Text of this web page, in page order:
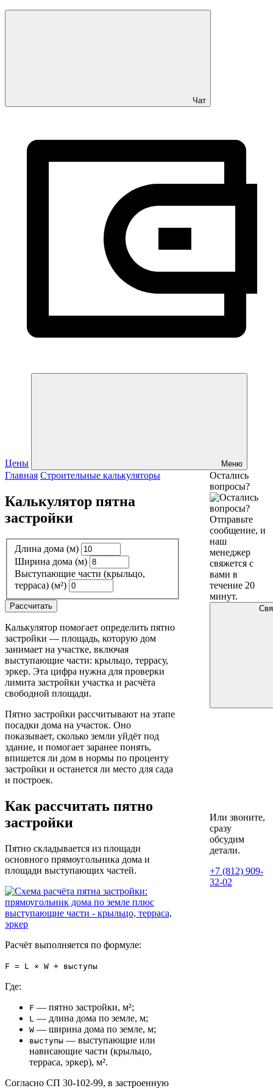
Чат
Цены Меню
Главная Строительные калькуляторы
Калькулятор пятна
застройки
Длина дома (м)
Ширина дома (м)
Выступающие части (крыльцо,
терраса) (м²)
Рассчитать
Калькулятор помогает определить пятно
застройки — площадь, которую дом
занимает на участке, включая
выступающие части: крыльцо, террасу,
эркер. Эта цифра нужна для проверки
лимита застройки участка и расчёта
свободной площади.
Пятно застройки рассчитывают на этапе
посадки дома на участок. Оно
показывает, сколько земли уйдёт под
здание, и помогает заранее понять,
впишется ли дом в нормы по проценту
застройки и останется ли место для сада
и построек.
Как рассчитать пятно
застройки
Пятно складывается из площади
основного прямоугольника дома и
площади выступающих частей.
Расчёт выполняется по формуле:
F = L × W + выступы
Где:
F — пятно застройки, м²;
L — длина дома по земле, м;
W — ширина дома по земле, м;
выступы — выступающие или
нависающие части (крыльцо,
терраса, эркер), м².
Согласно СП 30-102-99, в застроенную
Остались
вопросы?
Отправьте
сообщение, и
наш
менеджер
свяжется с
вами в
течение 20
минут.
Или звоните,
сразу
обсудим
детали.
+7 (812) 909-
32-02